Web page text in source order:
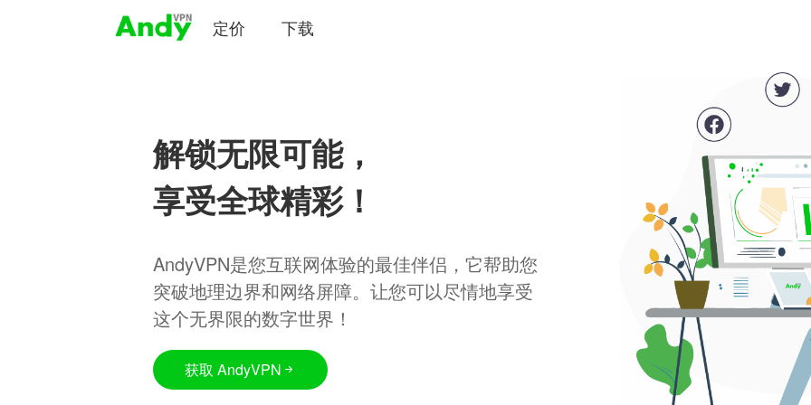
定价 下载
解锁无限可能，
享受全球精彩！
AndyVPN是您互联网体验的最佳伴侣，它帮助您
突破地理边界和网络屏障。让您可以尽情地享受
这个无界限的数字世界！
获取 AndyVPN